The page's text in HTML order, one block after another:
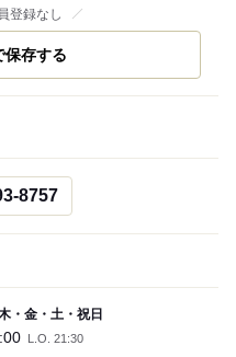
登録なし
保存する
8757
・金・土・祝日
L.O. 21:30